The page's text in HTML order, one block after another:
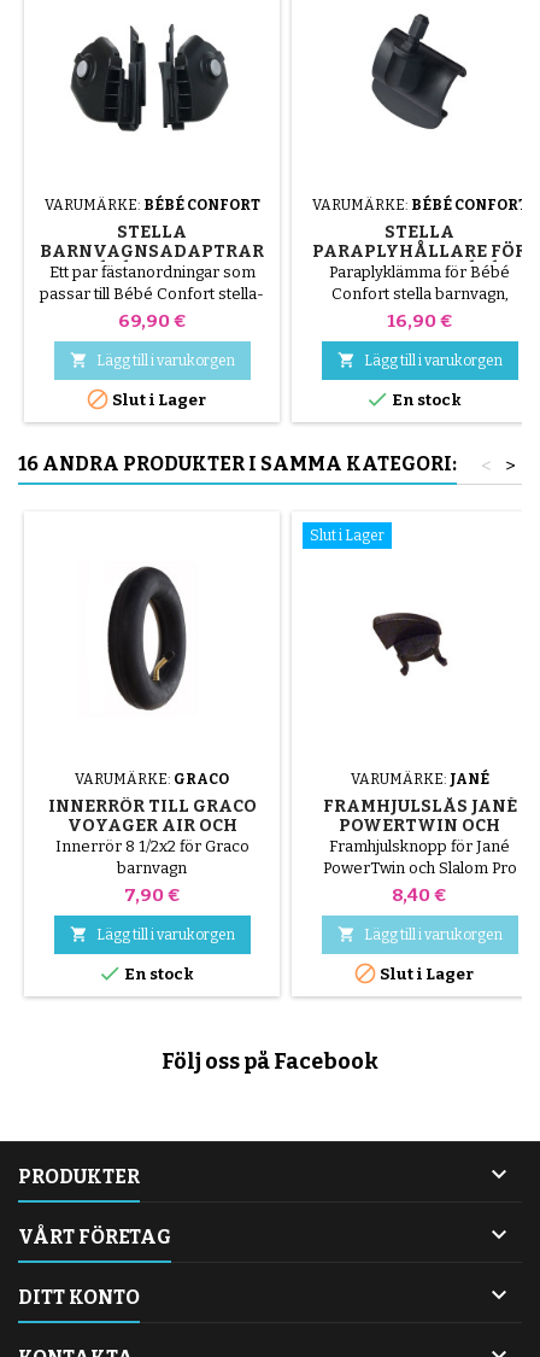
VARUMÄRKE: BÉBÉ CONFORT
STELLA
BARNVAGNSADAPTRAR
BÉBÉ CONFORT
Ett par fästanordningar som
passar till Bébé Confort stella-
barnvagnen
Pris
69,90 €
 Lägg till i varukorgen
 Slut i Lager
VARUMÄRKE: BÉBÉ CONFORT
STELLA
PARAPLYHÅLLARE FÖR
BARNVAGN BÉBÉ
CONFORT
Paraplyklämma för Bébé
Confort stella barnvagn,
nödvändig för att montera ett
Pris
16,90 €
 Lägg till i varukorgen
 En stock
16 ANDRA PRODUKTER I SAMMA KATEGORI: >
<
VARUMÄRKE: GRACO
INNERRÖR TILL GRACO
VOYAGER AIR OCH
METROSPORT
BARNVAGNAR
Innerrör 8 1/2x2 för Graco
barnvagn
Pris
7,90 €
 Lägg till i varukorgen
 En stock
Slut i Lager
VARUMÄRKE: JANÉ
FRAMHJULSLÅS JANÉ
POWERTWIN OCH
SLALOM PRO
Framhjulsknopp för Jané
PowerTwin och Slalom Pro
barnvagnar
Pris
8,40 €
 Lägg till i varukorgen
 Slut i Lager
Följ oss på Facebook
PRODUKTER 
VÅRT FÖRETAG 
DITT KONTO 